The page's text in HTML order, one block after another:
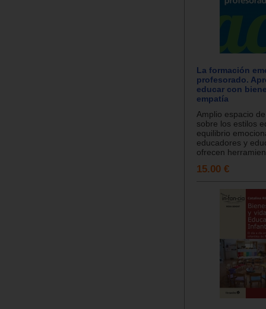
La formación
profesorado.
educar con
empatía
Amplio espacio
sobre los estilos
equilibrio
educadores y
ofrecen
15.00 €